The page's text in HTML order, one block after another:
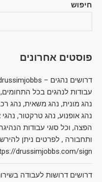
חיפוש
פוסטים אחרונים
עבודות לנהגים בכל
נהג מונית, נהג משאית, נהג
נהג אופנוע, נהג טרקטור, נהגי
הפצה, וכל סוגי עבודות
ותחבורה , לפרטים ניתן
drussimjobbs.com/sign/